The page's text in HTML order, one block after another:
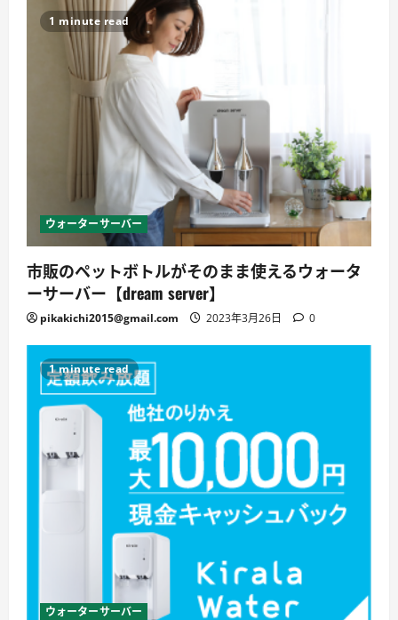
1 minute read
ウォーターサーバー
市販のペットボトルがそのまま使えるウォータ
ーサーバー【dream server】
pikakichi2015@gmail.com 2023年3月26日 0
1 minute read
ウォーターサーバー